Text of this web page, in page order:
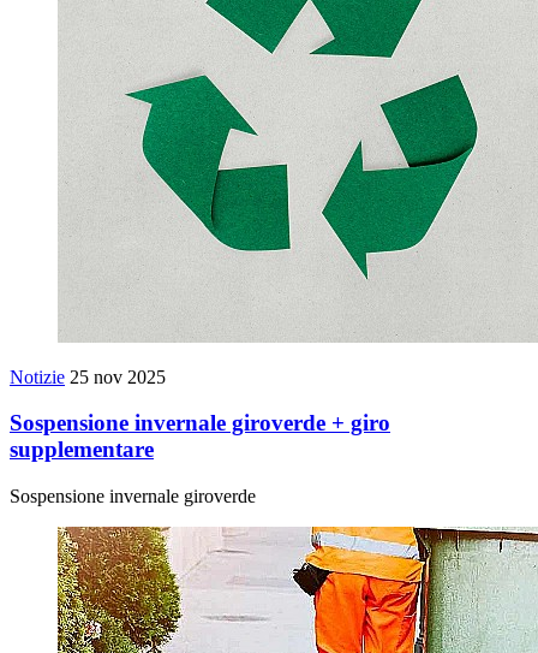
Notizie 25 nov 2025
Sospensione invernale giroverde + giro
supplementare
Sospensione invernale giroverde